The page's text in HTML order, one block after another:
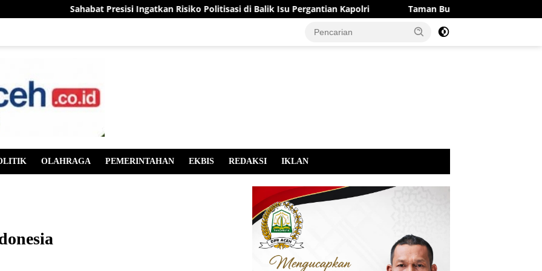
Presisi Ingatkan Risiko Politisasi di Balik Isu Pergantian Kapolri Taman Budaya Gotong Royong di Sabang
OLAHRAGA PEMERINTAHAN EKBIS REDAKSI IKLAN